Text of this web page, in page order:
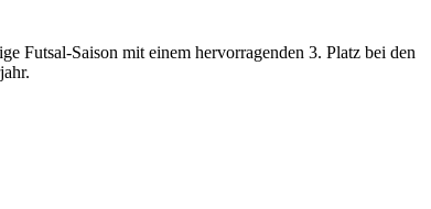
Futsal-Saison mit einem hervorragenden 3. Platz bei den